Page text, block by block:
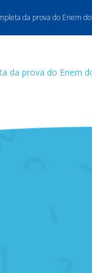
da prova do Enem
da prova do Enem